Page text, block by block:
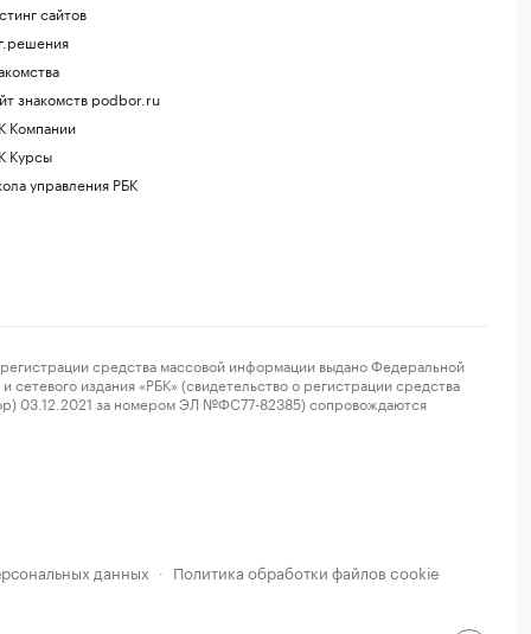
сайтов
знакомств podbor.ru
Компании
Курсы
управления РБК
средства массовой информации выдано Федеральной
издания «РБК» (свидетельство о регистрации средства
03.12.2021 за номером ЭЛ №ФС77-82385) сопровождаются
данных · Политика обработки файлов cookie